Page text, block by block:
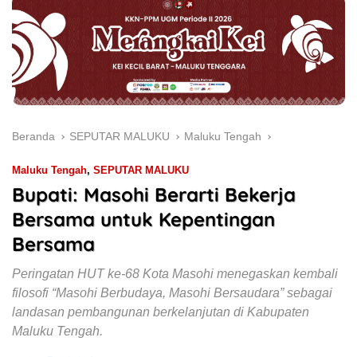
Beranda SEPUTAR MALUKU Maluku Tengah
Maluku Tengah, SEPUTAR MALUKU
Bupati: Masohi Berarti Bekerja
Bersama untuk Kepentingan
Bersama
Peringatan HUT ke-68 Kota Masohi menegaskan kembali
filosofi “Masohi Berbudaya, Masohi Bersaudara” sebagai
landasan pembangunan berkelanjutan di Kabupaten
Maluku Tengah.